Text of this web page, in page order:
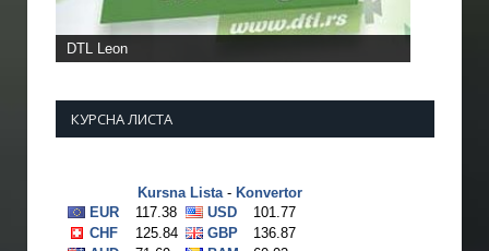
Фото: Викпедија
КУРСНА ЛИСТА